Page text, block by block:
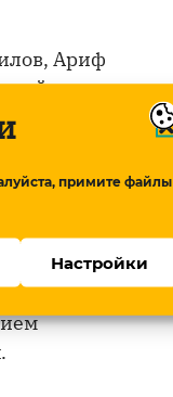
примите файлы
Настройки
Ариф
Э.Османов